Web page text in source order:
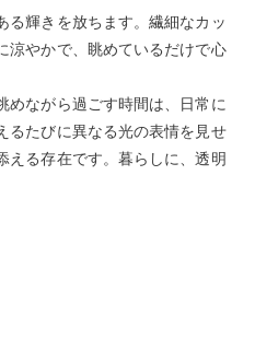
る輝きを放ちます。繊細なカッ
涼やかで、眺めているだけで心
めながら過ごす時間は、日常に
るたびに異なる光の表情を見せ
える存在です。暮らしに、透明